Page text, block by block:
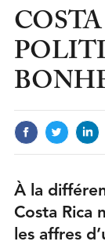
À la
Costa Rica
les affres